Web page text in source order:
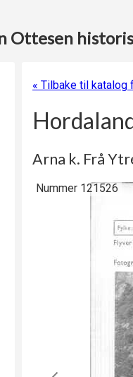
Ottesen
« Tilbake til katalog
Arna k. Frå
Nummer 121526